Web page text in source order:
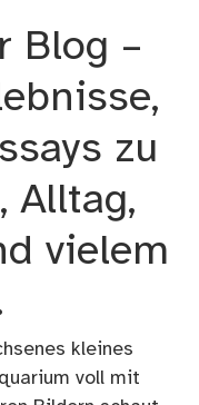
Blog –
zu
Alltag,
vielem
kleines
voll mit